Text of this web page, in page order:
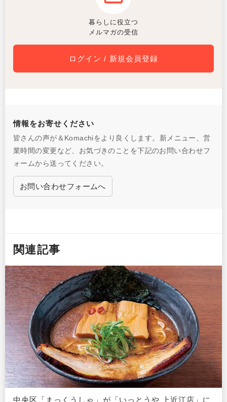
暮らしに役立つ
メルマガの受信
ログイン / 新規会員登録
情報をお寄せください
皆さんの声が＆Komachiをより良くします。新メニュー、営
業時間の変更など、お気づきのことを下記のお問い合わせフ
ォームから送ってください。
お問い合わせフォームへ
関連記事
中央区「まっくうしゃ」が「いっとうや 上近江店」に